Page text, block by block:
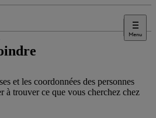
Menu
et les coordonnées des personnes
à trouver ce que vous cherchez chez